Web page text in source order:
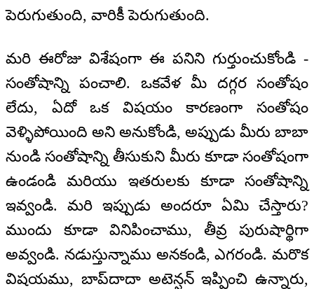
పెరుగుతుంది, వారికీ పెరుగుతుంది.
మరి ఈరోజు విశేషంగా ఈ పనిని గుర్తుంచుకోండి -
సంతోషాన్ని పంచాలి. ఒకవేళ మీ దగ్గర సంతోషం
లేదు, ఏదో ఒక విషయం కారణంగా సంతోషం
వెళ్ళిపోయింది అని అనుకోండి, అప్పుడు మీరు బాబా
నుండి సంతోషాన్ని తీసుకుని మీరు కూడా సంతోషంగా
ఉండండి మరియు ఇతరులకు కూడా సంతోషాన్ని
ఇవ్వండి. మరి ఇప్పుడు అందరూ ఏమి చేస్తారు?
ముందు కూడా వినిపించాము, తీవ్ర పురుషార్థిగా
అవ్వండి. నడుస్తున్నాము అనకండి, ఎగరండి. మరొక
విషయము, బాప్‌దాదా అటెన్షన్ ఇప్పించి ఉన్నారు,